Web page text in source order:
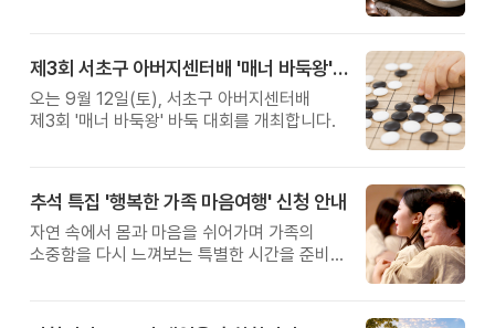
제3회 서초구 아버지센터배 '매너 바둑왕' 대회
오는 9월 12일(토), 서초구 아버지센터배
제3회 '매너 바둑왕' 바둑 대회를 개최합니다.
추석 특집 '행복한 가족 마음여행' 신청 안내
자연 속에서 몸과 마음을 쉬어가며 가족의
소중함을 다시 느껴보는 특별한 시간을 준비해